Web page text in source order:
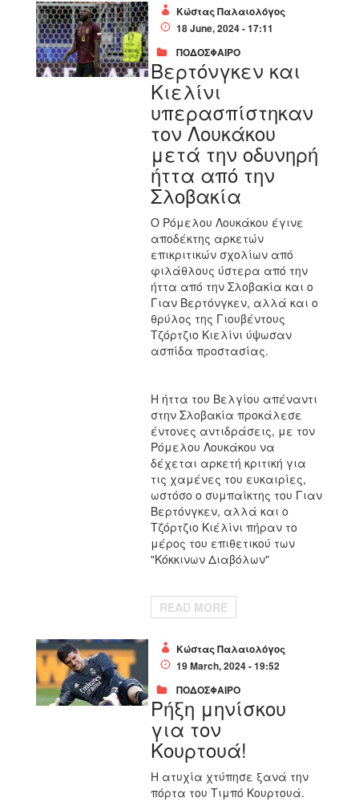
Κώστας Παλαιολόγος
18 June, 2024 - 17:11
ΠΟΔΟΣΦΑΙΡΟ
Βερτόνγκεν και
Κιελίνι
υπερασπίστηκαν
τον Λουκάκου
μετά την οδυνηρή
ήττα από την
Σλοβακία
Ο Ρόμελου Λουκάκου έγινε
αποδέκτης αρκετών
επικριτικών σχολίων από
φιλάθλους ύστερα από την
ήττα από την Σλοβακία και ο
Γιαν Βερτόνγκεν, αλλά και ο
θρύλος της Γιουβέντους
Τζόρτζιο Κιελίνι ύψωσαν
ασπίδα προστασίας.
Η ήττα του Βελγίου απέναντι
στην Σλοβακία προκάλεσε
έντονες αντιδράσεις, με τον
Ρόμελου Λουκάκου να
δέχεται αρκετή κριτική για
τις χαμένες του ευκαιρίες,
ωστόσο ο συμπαίκτης του Γιαν
Βερτόνγκεν, αλλά και ο
Τζόρτζιο Κιέλίνι πήραν το
μέρος του επιθετικού των
"Κόκκινων Διαβόλων"
READ MORE
Κώστας Παλαιολόγος
19 March, 2024 - 19:52
ΠΟΔΟΣΦΑΙΡΟ
Ρήξη μηνίσκου
για τον
Κουρτουά!
Η ατυχία χτύπησε ξανά την
πόρτα του Τιμπό Κουρτουά.